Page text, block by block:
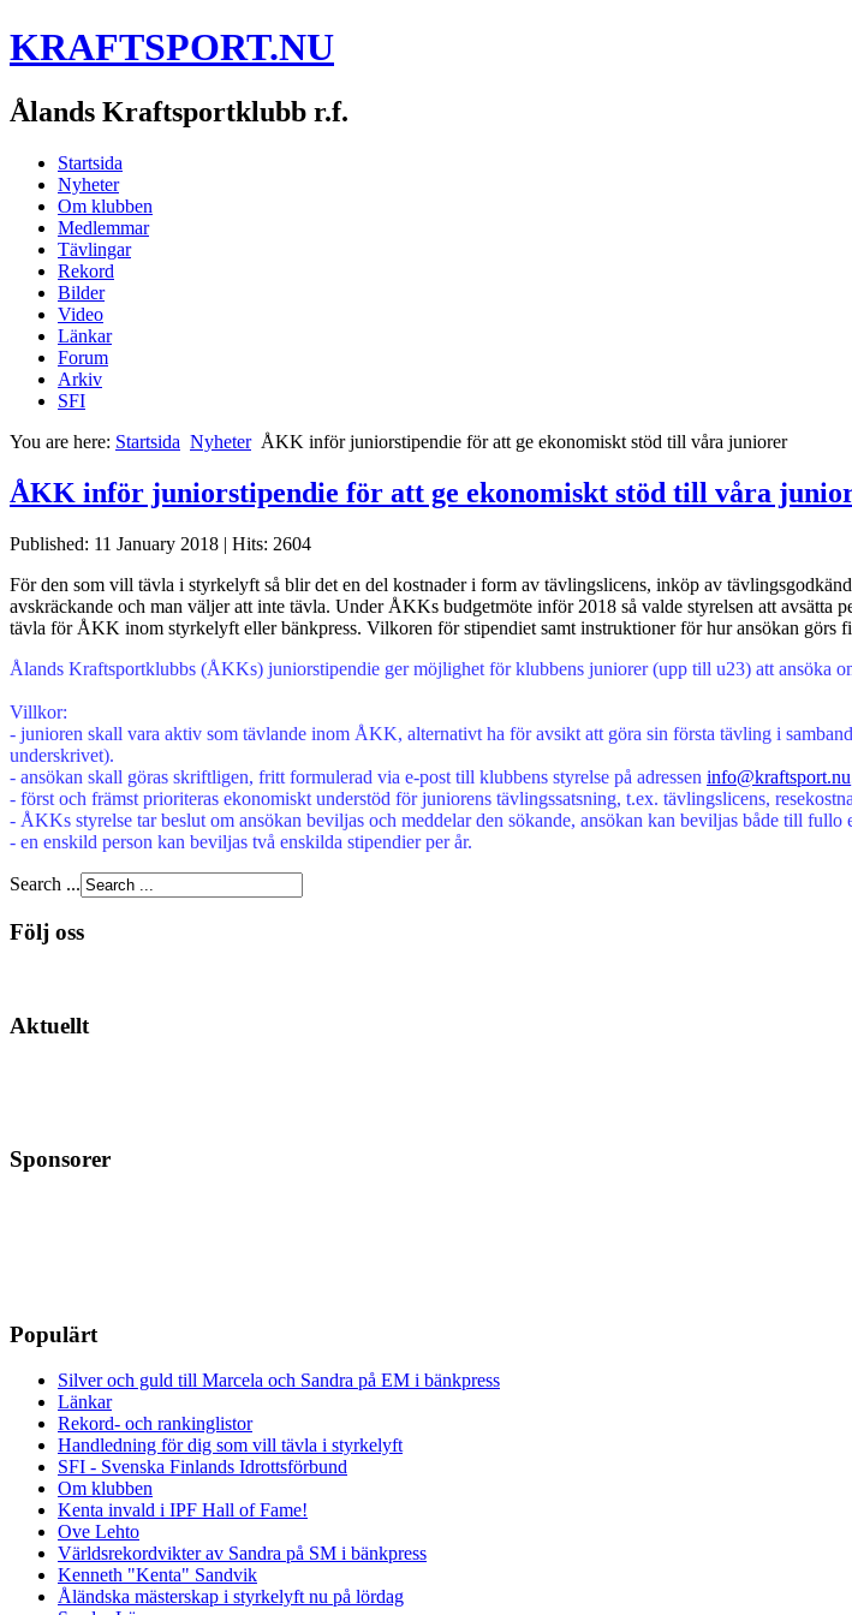
KRAFTSPORT.NU
Ålands Kraftsportklubb r.f.
Startsida
Nyheter
Om klubben
Medlemmar
Tävlingar
Rekord
Bilder
Video
Länkar
Forum
Arkiv
SFI
You are here: Startsida Nyheter ÅKK inför juniorstipendie för att ge ekonomiskt stöd till våra juniorer
ÅKK inför juniorstipendie för att ge ekonomiskt stöd till våra
Published: 11 January 2018 | Hits: 2604
För den som vill tävla i styrkelyft så blir det en del kostnader i form av tävlingslicens, inköp av
avskräckande och man väljer att inte tävla. Under ÅKKs budgetmöte inför 2018 så valde styrelsen att
tävla för ÅKK inom styrkelyft eller bänkpress. Vilkoren för stipendiet samt instruktioner för hur ansökan görs
Ålands Kraftsportklubbs (ÅKKs) juniorstipendie ger möjlighet för klubbens juniorer (upp till u23) att ansöka
Villkor:
- junioren skall vara aktiv som tävlande inom ÅKK, alternativt ha för avsikt att göra sin första tävling i
underskrivet).
- ansökan skall göras skriftligen, fritt formulerad via e-post till klubbens styrelse på adressen info@kraftsport.nu
- först och främst prioriteras ekonomiskt understöd för juniorens tävlingssatsning, t.ex. tävlingslicens,
- ÅKKs styrelse tar beslut om ansökan beviljas och meddelar den sökande, ansökan kan beviljas både till
- en enskild person kan beviljas två enskilda stipendier per år.
Search ...
Följ oss
Aktuellt
Sponsorer
Populärt
Silver och guld till Marcela och Sandra på EM i bänkpress
Länkar
Rekord- och rankinglistor
Handledning för dig som vill tävla i styrkelyft
SFI - Svenska Finlands Idrottsförbund
Om klubben
Kenta invald i IPF Hall of Fame!
Ove Lehto
Världsrekordvikter av Sandra på SM i bänkpress
Kenneth "Kenta" Sandvik
Åländska mästerskap i styrkelyft nu på lördag